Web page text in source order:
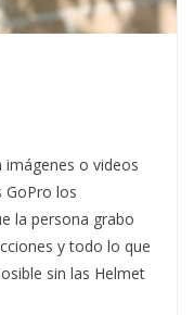
imágenes o videos
GoPro los
la persona grabo
y todo lo que
sin las Helmet